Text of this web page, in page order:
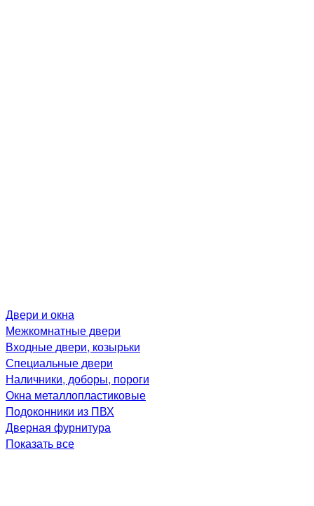
Двери и окна
Межкомнатные двери
Входные двери, козырьки
Специальные двери
Наличники, доборы, пороги
Окна металлопластиковые
Подоконники из ПВХ
Дверная фурнитура
Показать все